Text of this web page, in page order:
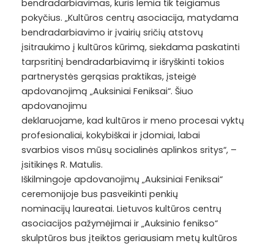
bendradarbiavimas, kuris lemia tik teigiamus
pokyčius. „Kultūros centrų asociacija, matydama
bendradarbiavimo ir įvairių sričių atstovų
įsitraukimo į kultūros kūrimą, siekdama paskatinti
tarpsritinį bendradarbiavimą ir išryškinti tokios
partnerystės gerąsias praktikas, įsteigė
apdovanojimą „Auksiniai Feniksai“. Šiuo
apdovanojimu
deklaruojame, kad kultūros ir meno procesai vyktų
profesionaliai, kokybiškai ir įdomiai, labai
svarbios visos mūsų socialinės aplinkos sritys“, –
įsitikinęs R. Matulis.
Iškilmingoje apdovanojimų „Auksiniai Feniksai“
ceremonijoje bus pasveikinti penkių
nominacijų laureatai. Lietuvos kultūros centrų
asociacijos pažymėjimai ir „Auksinio fenikso“
skulptūros bus įteiktos geriausiam metų kultūros